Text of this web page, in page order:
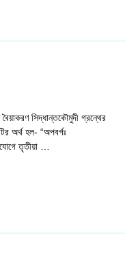
সিদ্ধান্তকৌমুদী গ্রন্থের
অর্থ হল- “অপবর্গঃ
তৃতীয়া …